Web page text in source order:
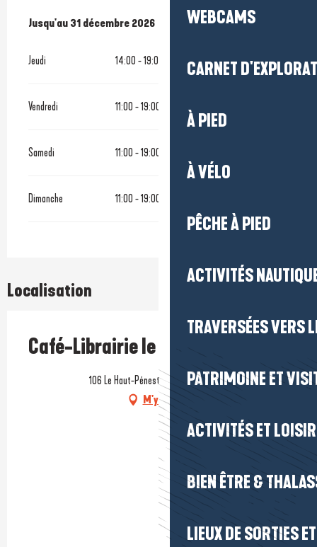
WEBCAMS
CARNET
À PIED
À VÉLO
PÊCHE À PIED
ACTIVITÉS
TRAVERSÉES VERS
PATRIMOINE ET
ACTIVITÉS ET
BIEN ÊTRE &
LIEUX DE SORTIES
Du7 mars 2026au31 décembre 2026
Jusqu'au 31 décembre 2026
Jeudi 14:00 - 19:00
Vendredi 11:00 - 19:00
Samedi 11:00 - 19:00
Dimanche 11:00 - 19:00
Localisation
Café-Librairie le Bateau Livre
106 Le Haut-Pénestin, 56760 Pénestin
M'y rendre